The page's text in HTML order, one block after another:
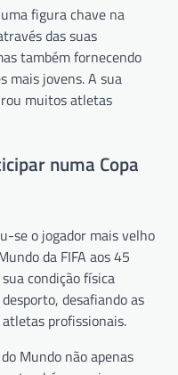
figura chave na
das suas
também fornecendo
mais jovens. A sua
muitos atletas
numa Copa
se o jogador mais velho
da FIFA aos 45
condição física
desafiando as
profissionais.
Mundo não apenas